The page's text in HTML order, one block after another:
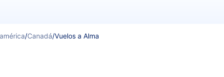
/Canadá/Vuelos a Alma